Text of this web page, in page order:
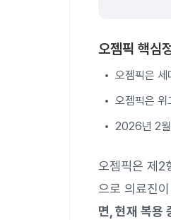
오젬픽 핵심
오젬픽은
오젬픽은 위
2026년 2월
오젬픽은 제2
으로 의료진
면, 현재 복용